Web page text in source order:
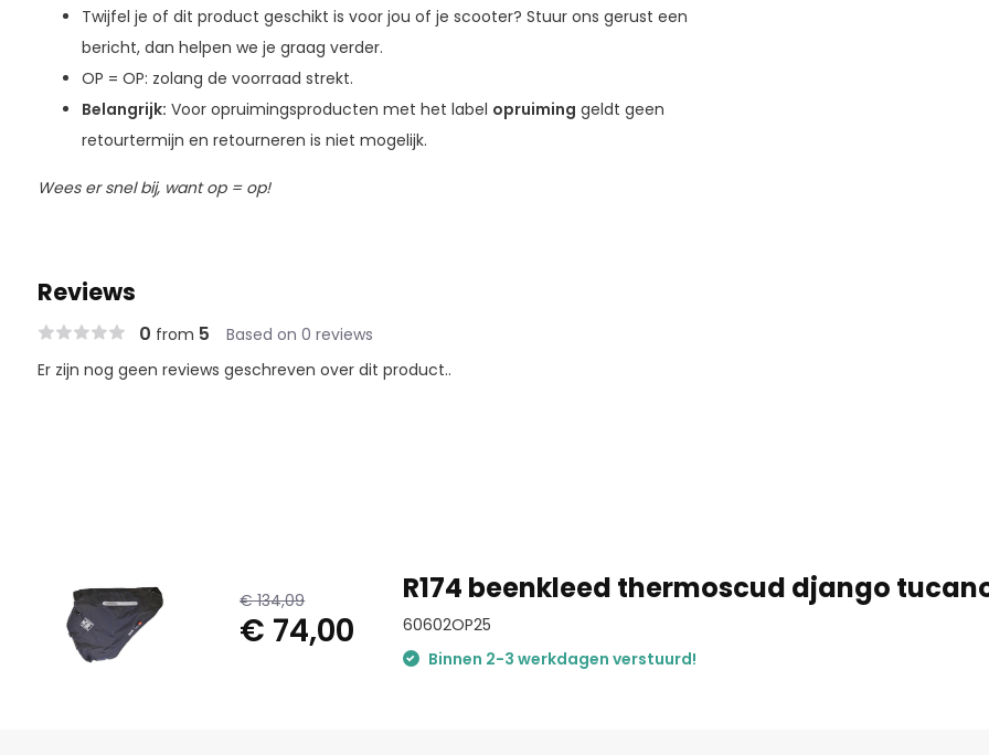
Twijfel je of dit product geschikt is voor jou of je scooter? Stuur ons gerust een
bericht, dan helpen we je graag verder.
OP = OP: zolang de voorraad strekt.
Belangrijk: Voor opruimingsproducten met het label opruiming geldt geen
retourtermijn en retourneren is niet mogelijk.
Wees er snel bij, want op = op!
Reviews
0 from 5 Based on 0 reviews
Er zijn nog geen reviews geschreven over dit product..
€ 134,09
€ 74,00
R174 beenkleed thermoscud django
60602OP25
Binnen 2-3 werkdagen verstuurd!